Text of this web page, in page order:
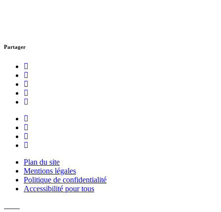
Partager
Plan du site
Mentions légales
Politique de confidentialité
Accessibilité pour tous